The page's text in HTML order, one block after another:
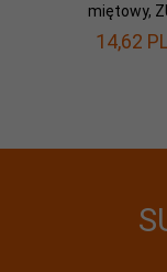
miętowy,
14,62